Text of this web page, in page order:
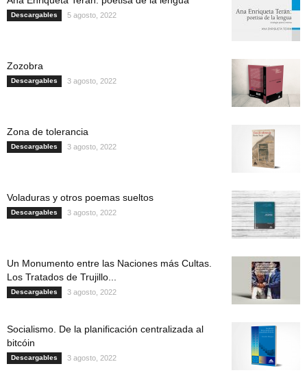
Descargables 5 agosto, 2022
Zozobra
Descargables 3 agosto, 2022
Zona de tolerancia
Descargables 3 agosto, 2022
Voladuras y otros poemas sueltos
Descargables 3 agosto, 2022
Un Monumento entre las Naciones más Cultas.
Los Tratados de Trujillo...
Descargables 3 agosto, 2022
Socialismo. De la planificación centralizada al
bitcóin
Descargables 3 agosto, 2022